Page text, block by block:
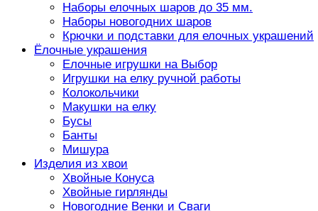
Наборы елочных шаров до 35 мм.
Наборы новогодних шаров
Крючки и подставки для елочных украшений
Ёлочные украшения
Елочные игрушки на Выбор
Игрушки на елку ручной работы
Колокольчики
Макушки на елку
Бусы
Банты
Мишура
Изделия из хвои
Хвойные Конуса
Хвойные гирлянды
Новогодние Венки и Сваги